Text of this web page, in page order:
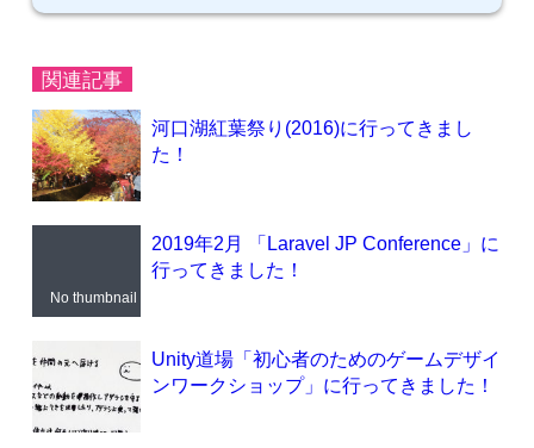
関連記事
河口湖紅葉祭り(2016)に行ってきまし
た！
No thumbnail
2019年2月 「Laravel JP Conference」に
行ってきました！
Unity道場「初心者のためのゲームデザイ
ンワークショップ」に行ってきました！